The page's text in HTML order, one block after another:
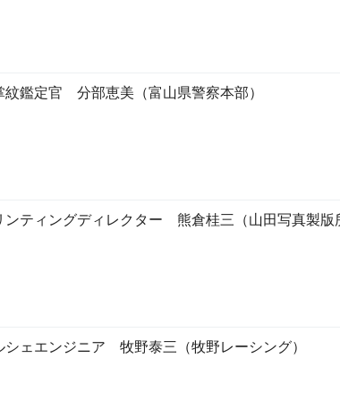
鑑定官 分部恵美（富山県警察本部）
ティングディレクター 熊倉桂三（山田写真製版
ェエンジニア 牧野泰三（牧野レーシング）